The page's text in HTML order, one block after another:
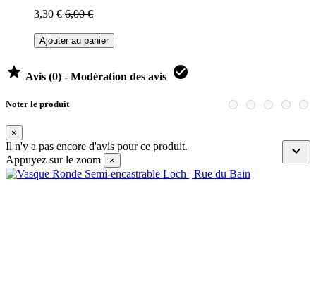
3,30 € 6,00 €
Ajouter au panier
 Avis (0) - Modération des avis 
Noter le produit
×

Il n'y a pas encore d'avis pour ce produit.
Appuyez sur le zoom
×